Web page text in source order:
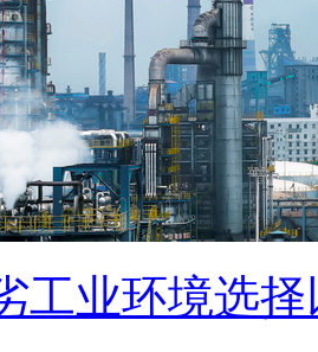
工业环境选